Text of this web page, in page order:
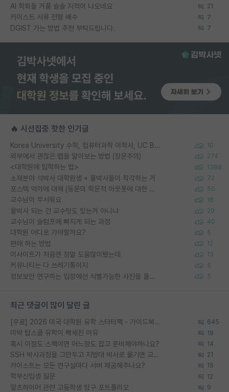
AI 학회들 거품 슬슬 지적이 나오네요 21
카이스트 서류 전형 배수 7
DGIST 가는 방법 추천 부탁드립니다. 7
🔥 시선집중 핫한 인기글
Korea University 수학, 컴퓨터과학 이학사, UC Berkeley 산업공학 대학원 공학박사가 되는 것은 쉽지 않겠죠? 10
외부에서 괜찮은 랩을 알아보는 방법 (장문주의) 274
<대학원에 입학하는 법> 1388
소재분야 석박사 대학원생 + 물박사들이 착각하는 거 72
포스텍 억까에 대해 (동문의 학문적 아웃풋에 대한 반박) 50
교수님이 무서워요 16
물박사 되는 건 교수탓도 있는거 아니냐 29
교수님이 슬럼프에 빠지게 되는 과정 40
대학원 어디로 가야할까요? 5
편애 하는 방법 12
이사이트가 처음엔 정말 도움많이됐는데 13
커뮤니티는 다 쓰레기통이지 5
정보보안 연구하는 입장에선 식별가능한 사진을 올리는건 비추이긴함 5
최근 댓글이 많이 달린 글
[무료] 2026 미국 대학원 유학 스타터팩 - 가이드북 & 합격자 컨택메일 템플릿 645
미박 탑스쿨 유학이 빡세진 이유 19
혹시 이정도 스펙이면 어느정도 잡고 준비해야하나요? 14
SSH 박사과정을 그만두고 지방대 박사로 옮기면 교수의 꿈은 끝일까요? 21
카이스트는 모든 연구실마다 서버 제공해주나요? 15
학부신입생 질문 12
알츠하이머 관련 고등학생 탐구 포트폴리오 9